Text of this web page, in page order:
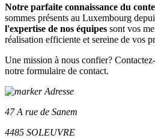
Notre parfaite connaissance du
sommes présents au Luxembourg
l'expertise de nos équipes sont vos
réalisation efficiente et sereine de vos
Une mission à nous confier?
notre formulaire de contact.
Adresse
47 A rue de Sanem
4485 SOLEUVRE